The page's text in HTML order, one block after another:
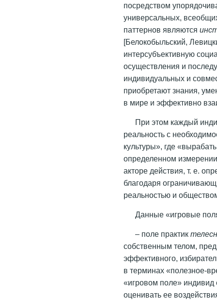
посредством
универсальных,
паттернов являются
[Белокобыльский,
интерсубъективную
осуществления и
индивидуальных и
приобретают знания,
в мире и эффективно
При этом каждый
реальность с
культуры», где
определенном
акторе действия, т. е.
благодаря
реальностью и
Данные «игровые
– поле практик
собственным телом,
эффективного,
в терминах «полезное-
«игровом поле» индивид
оценивать ее